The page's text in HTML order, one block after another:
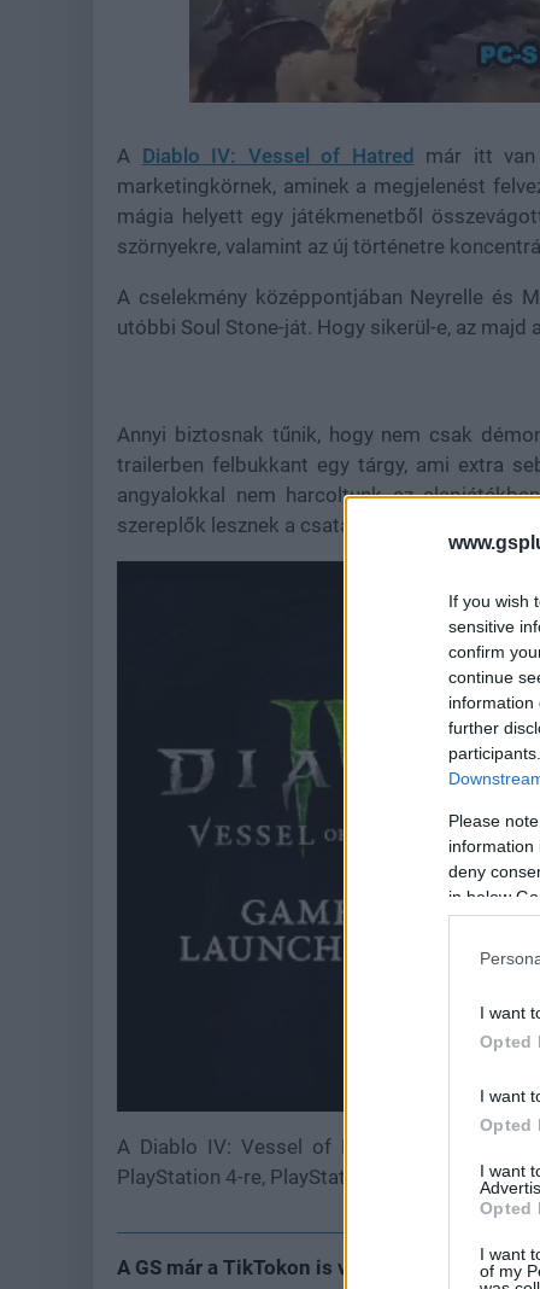
If you wish
sensitive
confirm
continue
information
further
Please
information
deny
in below
I want
Opted
I want
Opted
I want
Opted
I want
of my
37.41%
A Diablo IV: Vessel of Hatred
már itt van
marketingkörnek, aminek a megjelenést
mágia helyett egy játékmenetből
szörnyekre, valamint az új történetre
A cselekmény középpontjában Neyrelle és
utóbbi Soul Stone-ját. Hogy sikerül-e, az majd
Annyi biztosnak tűnik, hogy nem csak
trailerben felbukkant egy tárgy, ami extra
angyalokkal nem harcoltunk az
szereplők lesznek a csatatéren. Akárhogy is,
A Diablo IV: Vessel of Hatred kiegészítő
PlayStation 4-re, PlayStation 5-re, Xbox One-
A GS már a TikTokon is vár